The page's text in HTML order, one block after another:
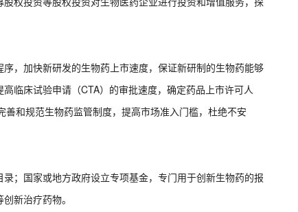
，加快新研发的生物药上市速度，保证新研制的生物药能够
临床试验申请（CTA）的审批速度，确定药品上市许可人
善和规范生物药监管制度，提高市场准入门槛，杜绝不安
；国家或地方政府设立专项基金，专门用于创新生物药的报
新治疗药物。